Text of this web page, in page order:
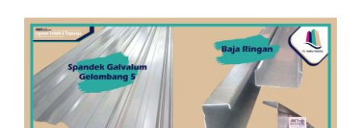
Jasa Konsultan & Desain Perencanaan
BLOG
HUBUNGI